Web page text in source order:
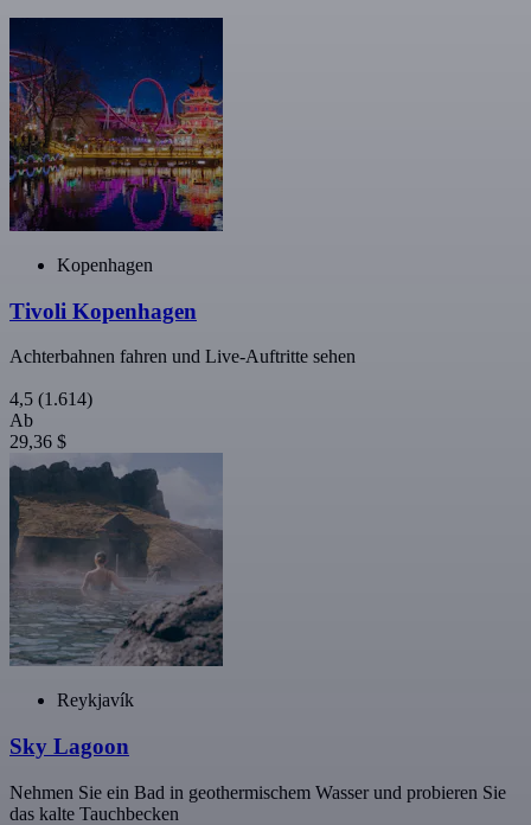
Kopenhagen
Tivoli Kopenhagen
Achterbahnen fahren und Live-Auftritte sehen
4,5 (1.614)
Ab
29,36 $
Reykjavík
Sky Lagoon
Nehmen Sie ein Bad in geothermischem Wasser und probieren Sie
das kalte Tauchbecken